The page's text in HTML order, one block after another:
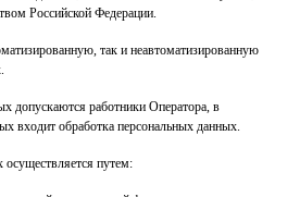
Российской Федерации.
так и неавтоматизированную
допускаются работники Оператора, в
входит обработка персональных данных.
путем: